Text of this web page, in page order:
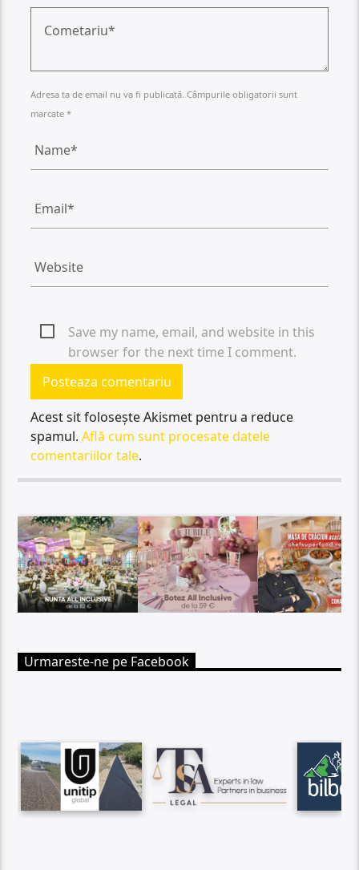
Adresa ta de email nu va fi publicată. Câmpurile obligatorii sunt
marcate *
Save my name, email, and website in this
browser for the next time I comment.
Acest sit folosește Akismet pentru a reduce
spamul.Află cum sunt procesate datele
comentariilor tale.
Urmareste-ne pe Facebook